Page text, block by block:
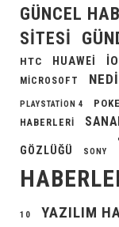
GÜNCEL
SITESI
HTC
HUAWEI
MICROSOFT
PLAYSTATION 4
HABERLERI
GÖZLÜĞÜ SONY
10 YAZILIM